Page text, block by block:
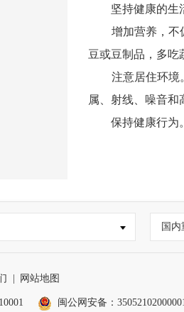
坚持健康的生
增加营养，不偏
豆或豆制品，多吃
注意居住环境。
属、射线、噪音
保持健康行为。
国
网站地图
闽公网安备：